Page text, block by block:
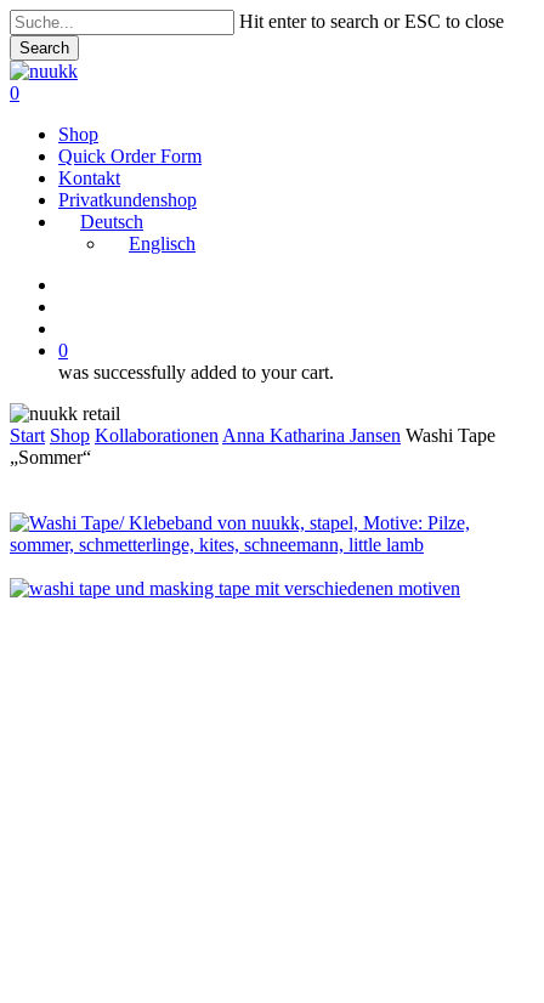
Skip
to
main
content
Hit enter to search or ESC to close
Search
Close
Search
search
account
0
Shop
Quick Order Form
Kontakt
Privatkundenshop
Deutsch
Englisch
0
was successfully added to your cart.
Start Shop Kollaborationen Anna Katharina Jansen Washi Tape
„Sommer“